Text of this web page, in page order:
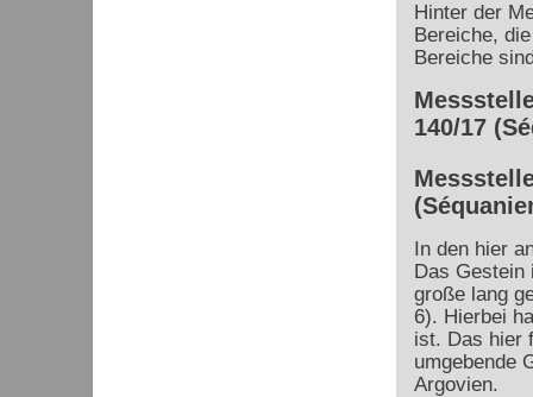
Hinter der
Bereiche,
Bereiche
140/17
In den hier
Das Gestein
große lang
6). Hierbei
ist. Das hier
umgebende
Argovien.